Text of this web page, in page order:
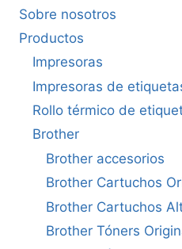
Sobre nosotros
Productos
Impresoras
Impresoras de
Rollo térmico de
Brother
Brother accesorios
Brother Cartuchos
Brother Cartuchos
Brother Tóners